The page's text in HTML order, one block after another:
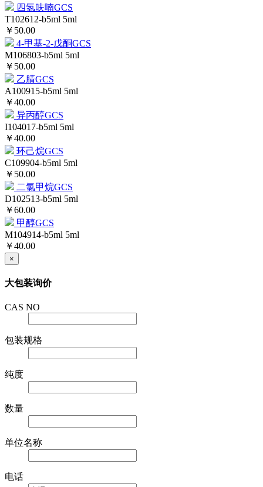
四氢呋喃GCS
T102612-b5ml 5ml
￥50.00
4-甲基-2-戊酮GCS
M106803-b5ml 5ml
￥50.00
乙腈GCS
A100915-b5ml 5ml
￥40.00
异丙醇GCS
I104017-b5ml 5ml
￥40.00
环己烷GCS
C109904-b5ml 5ml
￥50.00
二氯甲烷GCS
D102513-b5ml 5ml
￥60.00
甲醇GCS
M104914-b5ml 5ml
￥40.00
×
大包装询价
CAS NO
包装规格
纯度
数量
单位名称
电话